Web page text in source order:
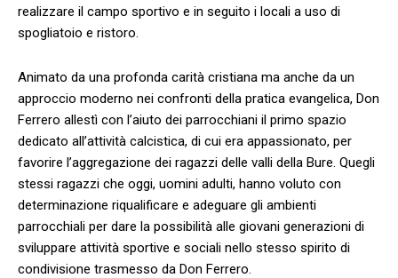
realizzare il campo sportivo e in seguito i locali a uso di
spogliatoio e ristoro.
Animato da una profonda carità cristiana ma anche da un
approccio moderno nei confronti della pratica evangelica, Don
Ferrero allestì con l’aiuto dei parrocchiani il primo spazio
dedicato all’attività calcistica, di cui era appassionato, per
favorire l’aggregazione dei ragazzi delle valli della Bure. Quegli
stessi ragazzi che oggi, uomini adulti, hanno voluto con
determinazione riqualificare e adeguare gli ambienti
parrocchiali per dare la possibilità alle giovani generazioni di
sviluppare attività sportive e sociali nello stesso spirito di
condivisione trasmesso da Don Ferrero.